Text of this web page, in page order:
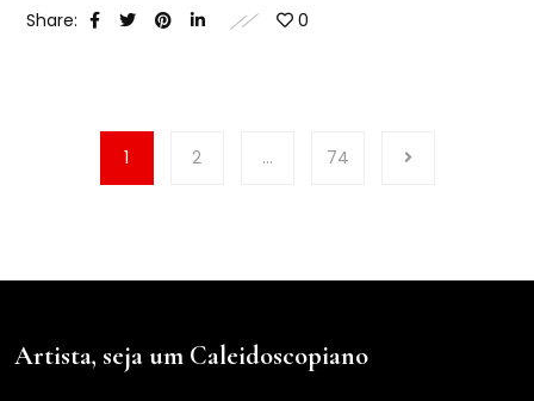
Share: 0
1 2 … 74
Artista, seja um Caleidoscopiano